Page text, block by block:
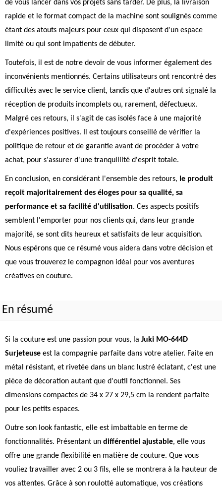
de vous lancer dans vos projets sans tarder. De plus, la livraison
rapide et le format compact de la machine sont soulignés comme
étant des atouts majeurs pour ceux qui disposent d'un espace
limité ou qui sont impatients de débuter.
Toutefois, il est de notre devoir de vous informer également des
inconvénients mentionnés. Certains utilisateurs ont rencontré des
difficultés avec le service client, tandis que d'autres ont signalé la
réception de produits incomplets ou, rarement, défectueux.
Malgré ces retours, il s'agit de cas isolés face à une majorité
d'expériences positives. Il est toujours conseillé de vérifier la
politique de retour et de garantie avant de procéder à votre
achat, pour s'assurer d'une tranquillité d'esprit totale.
En conclusion, en considérant l'ensemble des retours, le produit
reçoit majoritairement des éloges pour sa qualité, sa
performance et sa facilité d'utilisation. Ces aspects positifs
semblent l'emporter pour nos clients qui, dans leur grande
majorité, se sont dits heureux et satisfaits de leur acquisition.
Nous espérons que ce résumé vous aidera dans votre décision et
que vous trouverez le compagnon idéal pour vos aventures
créatives en couture.
En résumé
Si la couture est une passion pour vous, la Juki MO-644D
Surjeteuse est la compagnie parfaite dans votre atelier. Faite en
métal résistant, et rivetée dans un blanc lustré éclatant, c'est une
pièce de décoration autant que d'outil fonctionnel. Ses
dimensions compactes de 34 x 27 x 29,5 cm la rendent parfaite
pour les petits espaces.
Outre son look fantastic, elle est imbattable en terme de
fonctionnalités. Présentant un différentiel ajustable, elle vous
offre une grande flexibilité en matière de couture. Que vous
vouliez travailler avec 2 ou 3 fils, elle se montrera à la hauteur de
vos attentes. Grâce à son roulotté automatique, vos créations